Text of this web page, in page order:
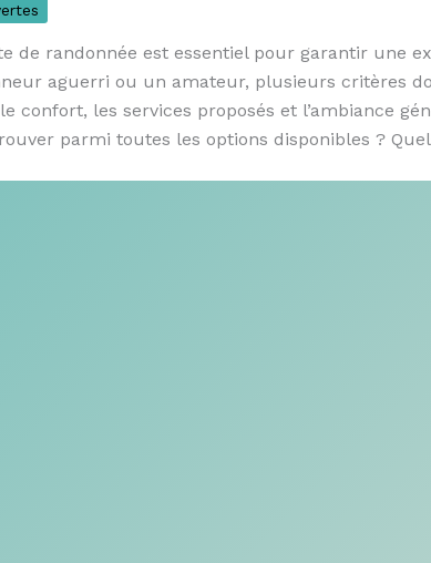
de randonnée est essentiel pour garantir une
aguerri ou un amateur, plusieurs critères
confort, les services proposés et l’ambiance
parmi toutes les options disponibles ?